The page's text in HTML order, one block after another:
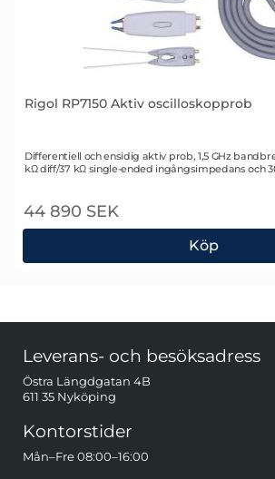
Rigol RP7150 Aktiv oscilloskopprob
Art. nr 1447
Differentiell och ensidig aktiv prob, 1,5 GHz
kΩ diff/37 kΩ single-ended ingångsimpedans och
44 890 SEK
Köp
Rigol RP7150 Aktiv
Leverans- och besöksadress
Östra Längdgatan 4B
611 35 Nyköping
Kontorstider
Mån–Fre 08:00–16:00